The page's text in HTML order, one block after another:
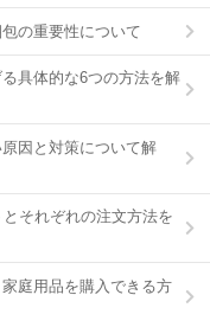
の重要性について
具体的な6つの方法を解
因と対策について解
それぞれの注文方法を
庭用品を購入できる方